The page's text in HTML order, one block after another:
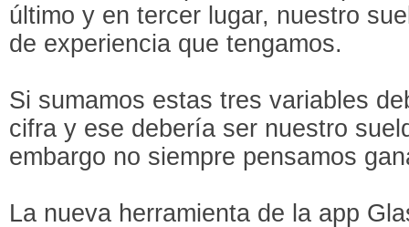
último y en tercer lugar, nuestro
de experiencia que tengamos.
Si sumamos estas tres variables
cifra y ese debería ser nuestro
embargo no siempre pensamos
La nueva herramienta de la app